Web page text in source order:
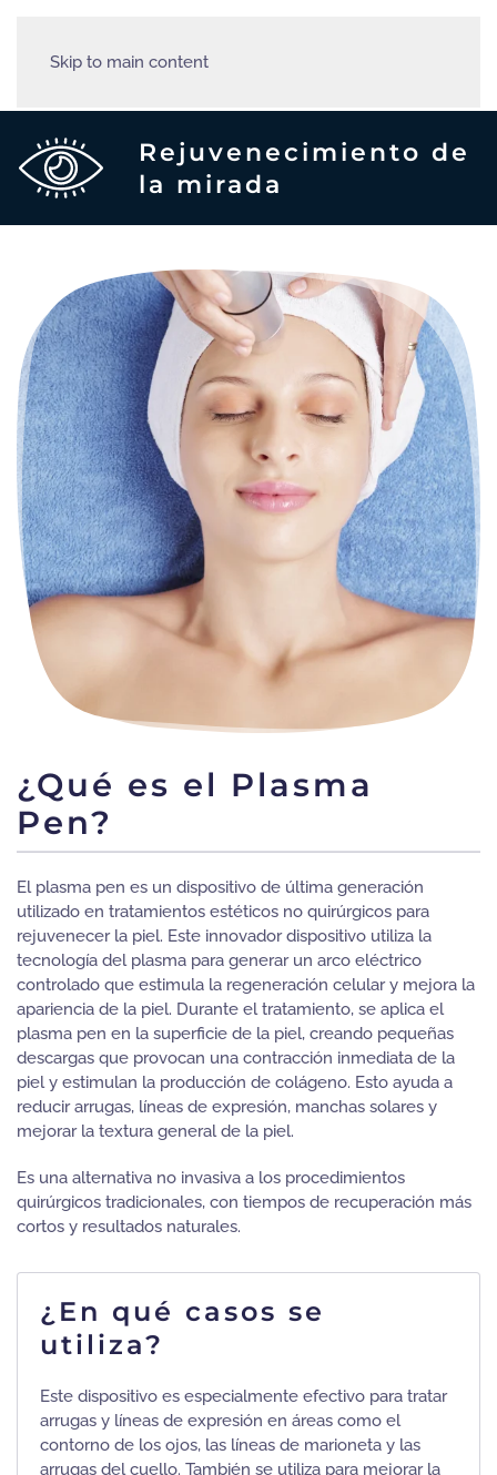
Skip to main content
Rejuvenecimiento de
la mirada
¿Qué es el Plasma
Pen?
El plasma pen es un dispositivo de última generación
utilizado en tratamientos estéticos no quirúrgicos para
rejuvenecer la piel. Este innovador dispositivo utiliza la
tecnología del plasma para generar un arco eléctrico
controlado que estimula la regeneración celular y mejora la
apariencia de la piel. Durante el tratamiento, se aplica el
plasma pen en la superficie de la piel, creando pequeñas
descargas que provocan una contracción inmediata de la
piel y estimulan la producción de colágeno. Esto ayuda a
reducir arrugas, líneas de expresión, manchas solares y
mejorar la textura general de la piel.
Es una alternativa no invasiva a los procedimientos
quirúrgicos tradicionales, con tiempos de recuperación más
cortos y resultados naturales.
¿En qué casos se
utiliza?
Este dispositivo es especialmente efectivo para tratar
arrugas y líneas de expresión en áreas como el
contorno de los ojos, las líneas de marioneta y las
arrugas del cuello. También se utiliza para mejorar la